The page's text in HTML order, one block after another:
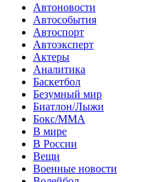
Автоновости
Автособытия
Автоспорт
Автоэксперт
Актеры
Аналитика
Баскетбол
Безумный мир
Биатлон/Лыжи
Бокс/MMA
В мире
В России
Вещи
Военные новости